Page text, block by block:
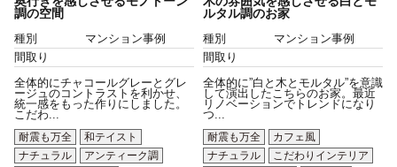
調の空間
種別
マンション事例
間取り
全体的にチャコールグレーとグレ
ージュのコントラストを利かせ、
統一感をもった作りにしました。
こだわ...
耐震も万全
和テイスト
ナチュラル
アンティーク調
ルタル調のお家
種別
マンション事例
間取り
全体的に”白と木とモルタル”を意識
して演出したこちらのお家。最近
リノベーションでトレンドになり
つ...
耐震も万全
カフェ風
ナチュラル
こだわりインテリア